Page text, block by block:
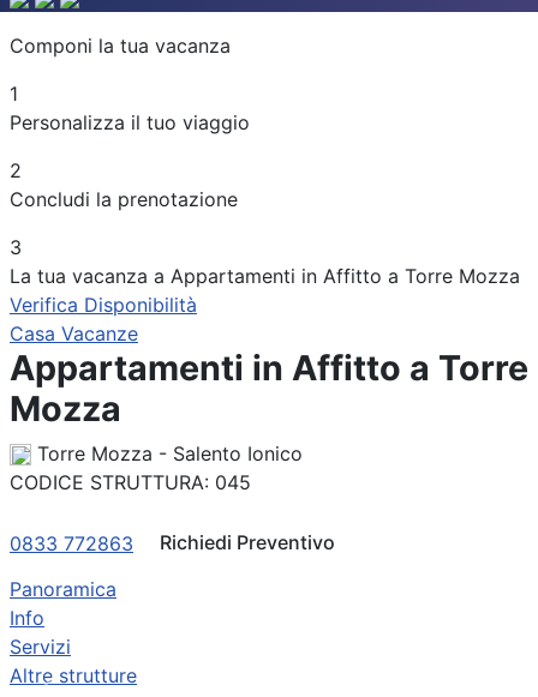
Tipologia
Periodo
Adulti
Bambini
Componi la tua vacanza
1
Personalizza il tuo viaggio
2
Concludi la prenotazione
3
La tua vacanza a Appartamenti in Affitto a Torre Mozza
Verifica Disponibilità
Casa Vacanze
Appartamenti in Affitto a Torre
Mozza
Torre Mozza - Salento Ionico
CODICE STRUTTURA: 045
0833 772863
Richiedi Preventivo
Panoramica
Info
Servizi
Altre strutture